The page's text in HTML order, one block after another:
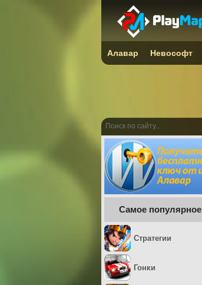
Самое популярное
Стратегии
Гонки
Алавар Невософт